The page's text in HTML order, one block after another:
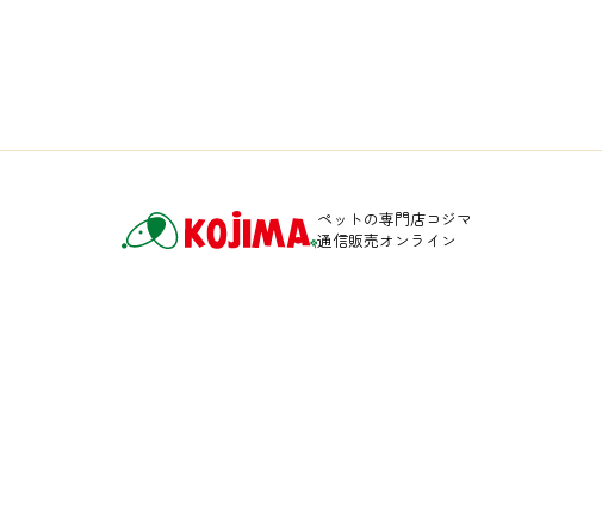
ペットの専門店コジマ
通信販売オンライン